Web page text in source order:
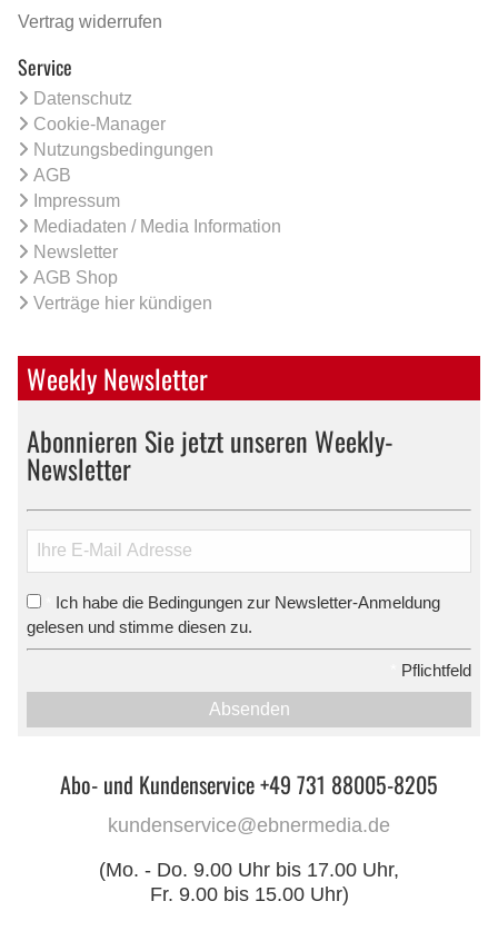
Vertrag widerrufen
Service
Datenschutz
Cookie-Manager
Nutzungsbedingungen
AGB
Impressum
Mediadaten / Media Information
Newsletter
AGB Shop
Verträge hier kündigen
Weekly Newsletter
Abonnieren Sie jetzt unseren Weekly-
Newsletter
Ich habe die Bedingungen zur Newsletter-Anmeldung
gelesen und stimme diesen zu.
Pflichtfeld
Absenden
Abo- und Kundenservice +49 731 88005-8205
kundenservice@ebnermedia.de
(Mo. - Do. 9.00 Uhr bis 17.00 Uhr,
Fr. 9.00 bis 15.00 Uhr)